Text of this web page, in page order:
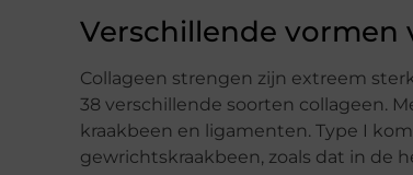
Verschillende vormen
Collageen strengen zijn extreem
38 verschillende soorten collageen.
kraakbeen en ligamenten. Type I
gewrichtskraakbeen, zoals dat in de